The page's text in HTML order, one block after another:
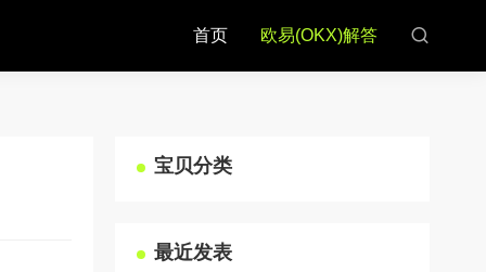
首页 欧易(OKX)解答
宝贝分类
最近发表